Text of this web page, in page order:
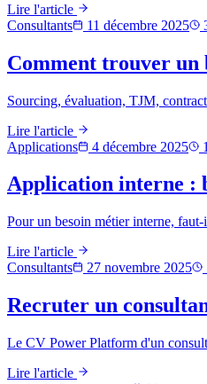
Lire l'article
Consultants
11 décembre 2025
Comment trouver un
Sourcing, évaluation, TJM,
Lire l'article
Applications
4 décembre 2025 1
Application interne :
Pour un besoin métier interne,
Lire l'article
Consultants
27 novembre 2025
Recruter un
Le CV Power Platform d'un
Lire l'article